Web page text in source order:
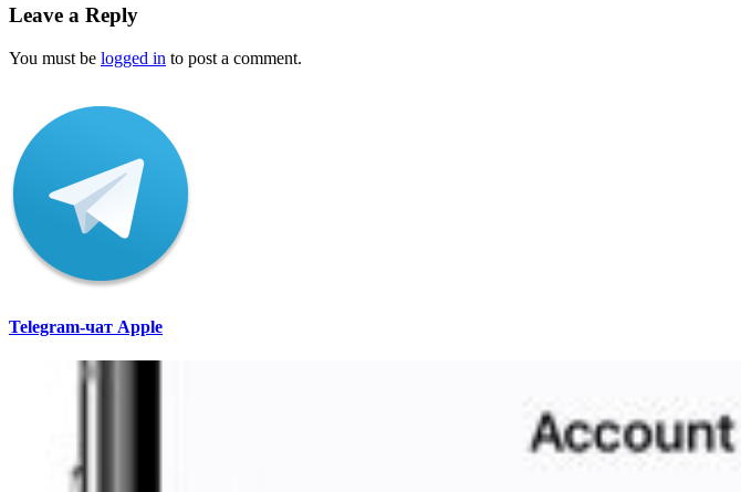
Leave a Reply
You must be logged in to post a comment.
Telegram-чат Apple